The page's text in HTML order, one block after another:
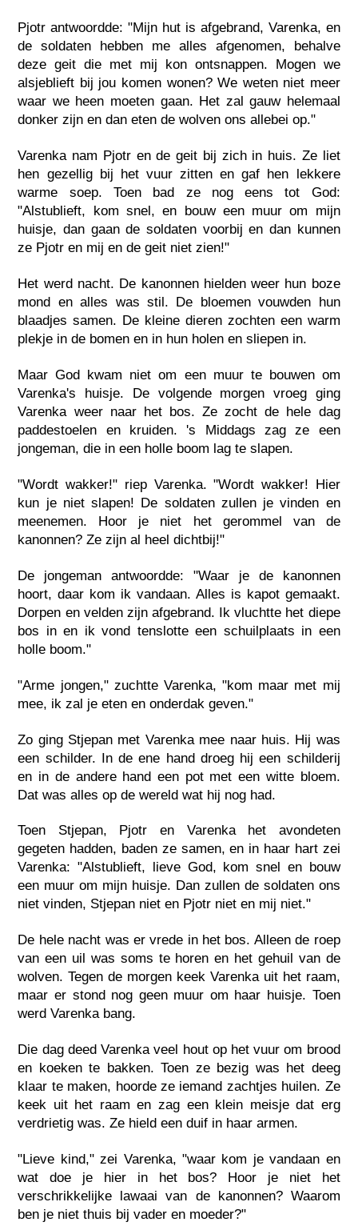
Pjotr antwoordde: "Mijn hut is afgebrand, Varenka, en
de soldaten hebben me alles afgenomen, behalve
deze geit die met mij kon ontsnappen. Mogen we
alsjeblieft bij jou komen wonen? We weten niet meer
waar we heen moeten gaan. Het zal gauw helemaal
donker zijn en dan eten de wolven ons allebei op."
Varenka nam Pjotr en de geit bij zich in huis. Ze liet
hen gezellig bij het vuur zitten en gaf hen lekkere
warme soep. Toen bad ze nog eens tot God:
"Alstublieft, kom snel, en bouw een muur om mijn
huisje, dan gaan de soldaten voorbij en dan kunnen
ze Pjotr en mij en de geit niet zien!"
Het werd nacht. De kanonnen hielden weer hun boze
mond en alles was stil. De bloemen vouwden hun
blaadjes samen. De kleine dieren zochten een warm
plekje in de bomen en in hun holen en sliepen in.
Maar God kwam niet om een muur te bouwen om
Varenka's huisje. De volgende morgen vroeg ging
Varenka weer naar het bos. Ze zocht de hele dag
paddestoelen en kruiden. 's Middags zag ze een
jongeman, die in een holle boom lag te slapen.
"Wordt wakker!" riep Varenka. "Wordt wakker! Hier
kun je niet slapen! De soldaten zullen je vinden en
meenemen. Hoor je niet het gerommel van de
kanonnen? Ze zijn al heel dichtbij!"
De jongeman antwoordde: "Waar je de kanonnen
hoort, daar kom ik vandaan. Alles is kapot gemaakt.
Dorpen en velden zijn afgebrand. Ik vluchtte het diepe
bos in en ik vond tenslotte een schuilplaats in een
holle boom."
"Arme jongen," zuchtte Varenka, "kom maar met mij
mee, ik zal je eten en onderdak geven."
Zo ging Stjepan met Varenka mee naar huis. Hij was
een schilder. In de ene hand droeg hij een schilderij
en in de andere hand een pot met een witte bloem.
Dat was alles op de wereld wat hij nog had.
Toen Stjepan, Pjotr en Varenka het avondeten
gegeten hadden, baden ze samen, en in haar hart zei
Varenka: "Alstublieft, lieve God, kom snel en bouw
een muur om mijn huisje. Dan zullen de soldaten ons
niet vinden, Stjepan niet en Pjotr niet en mij niet."
De hele nacht was er vrede in het bos. Alleen de roep
van een uil was soms te horen en het gehuil van de
wolven. Tegen de morgen keek Varenka uit het raam,
maar er stond nog geen muur om haar huisje. Toen
werd Varenka bang.
Die dag deed Varenka veel hout op het vuur om brood
en koeken te bakken. Toen ze bezig was het deeg
klaar te maken, hoorde ze iemand zachtjes huilen. Ze
keek uit het raam en zag een klein meisje dat erg
verdrietig was. Ze hield een duif in haar armen.
"Lieve kind," zei Varenka, "waar kom je vandaan en
wat doe je hier in het bos? Hoor je niet het
verschrikkelijke lawaai van de kanonnen? Waarom
ben je niet thuis bij vader en moeder?"